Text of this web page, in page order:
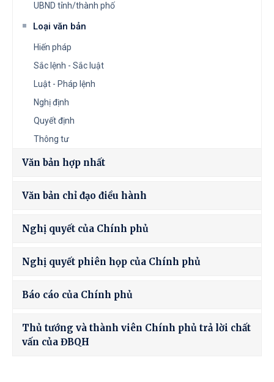
UBND tỉnh/thành phố
Loại văn bản
Hiến pháp
Sắc lệnh - Sắc luật
Luật - Pháp lệnh
Nghị định
Quyết định
Thông tư
Văn bản hợp nhất
Văn bản chỉ đạo điều hành
Nghị quyết của Chính phủ
Nghị quyết phiên họp của Chính phủ
Báo cáo của Chính phủ
Thủ tướng và thành viên Chính phủ trả lời chất
vấn của ĐBQH